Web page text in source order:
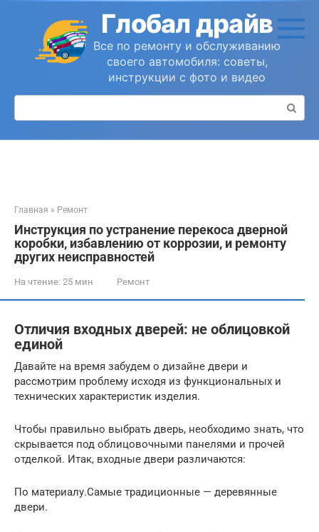
контенту
Глобал драйв
Все по ремонту и обслуживанию
своего автомобиля: советы,
инструкции с фото и видео
Поиск:
Главная » Ремонт
Инструкция по устранение перекоса дверной
коробки, избавлению от коррозии, и ремонту
других неисправностей
На чтение: 25 мин Ремонт
Отличия входных дверей: не облицовкой
единой
Давайте на время забудем о дизайне двери и
рассмотрим проблему исходя из функциональных и
технических характеристик изделия.
Чтобы правильно выбрать дверь, необходимо знать, что
скрывается под облицовочными панелями и прочей
отделкой. Итак, входные двери различаются:
По материалу.Самые традиционные — деревянные
двери.